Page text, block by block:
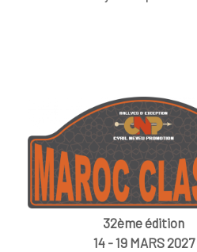
32ème édition
14 - 19 MARS 2027